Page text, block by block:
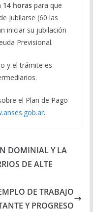
14 horas para que
jubilarse (60 las
iniciar su jubilación
Previsional.
el trámite es
el Plan de Pago
.
DOMINIAL Y LA
DE ALTE
DE TRABAJO
Y PROGRESO